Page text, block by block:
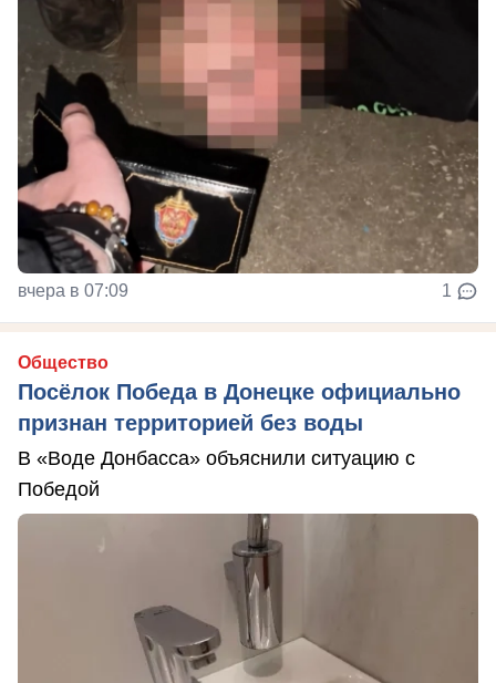
вчера в 07:09 1
Общество
Посёлок Победа в Донецке официально
признан территорией без воды
В «Воде Донбасса» объяснили ситуацию с
Победой